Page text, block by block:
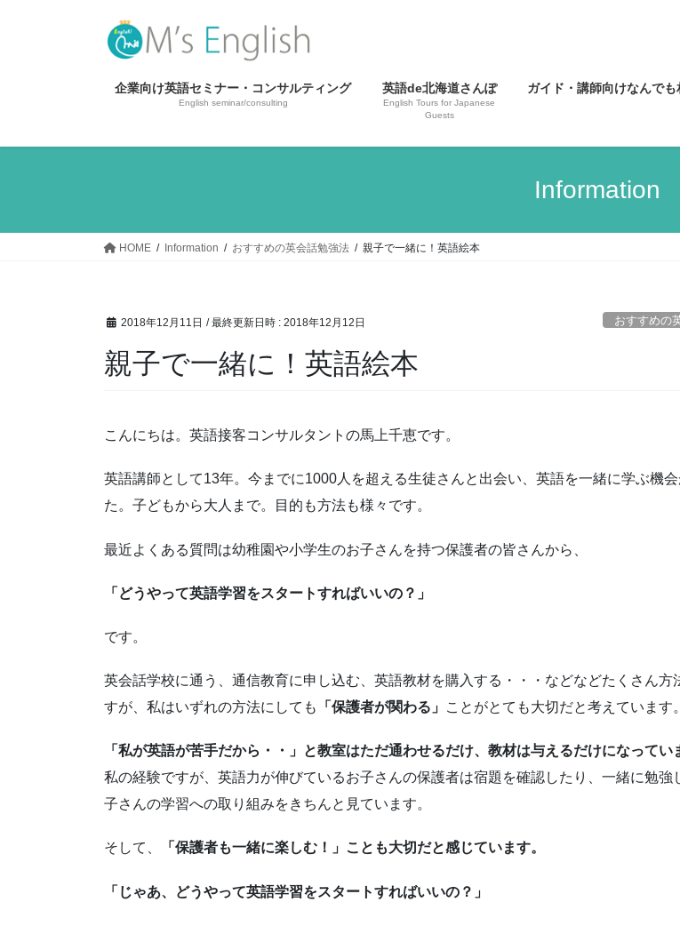
企業向け英語セミナー・コンサルティング
English seminar/consulting
英語de北海道さんぽ
English Tours for Japanese
Guests
ガイド・講師向けなんでも
Information
HOME Information おすすめの英会話勉強法 親子で一緒に！英語絵本
2018年12月11日 / 最終更新日時 : 2018年12月12日 おすすめの
親子で一緒に！英語絵本
こんにちは。英語接客コンサルタントの馬上千恵です。
英語講師として13年。今までに1000人を超える生徒さんと出会い、英語を一緒に学ぶ機
た。子どもから大人まで。目的も方法も様々です。
最近よくある質問は幼稚園や小学生のお子さんを持つ保護者の皆さんから、
「どうやって英語学習をスタートすればいいの？」
です。
英会話学校に通う、通信教育に申し込む、英語教材を購入する・・・などなどたくさん方
すが、私はいずれの方法にしても
「保護者が関わる」 ことがとても大切だと考えています。
「私が英語が苦手だから・・」と教室はただ通わせるだけ、教材は与えるだけになってい
私の経験ですが、英語力が伸びているお子さんの保護者は宿題を確認したり、一緒に勉強
子さんの学習への取り組みをきちんと見ています。
そして、 「保護者も一緒に楽しむ！」ことも大切だと感じています。
「じゃあ、どうやって英語学習をスタートすればいいの？」